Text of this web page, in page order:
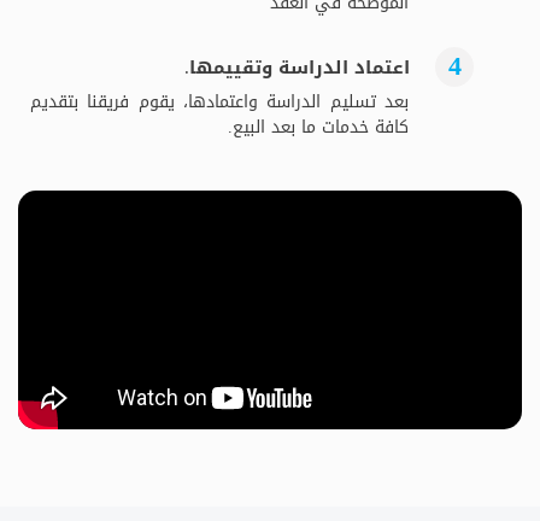
اعتماد الدراسة وتقييمها.
بعد تسليم الدراسة واعتمادها، يقوم فريقنا بتقديم
كافة خدمات ما بعد البيع.